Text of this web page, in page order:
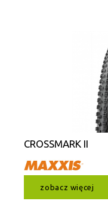
CROSSMARK II
zobacz więcej